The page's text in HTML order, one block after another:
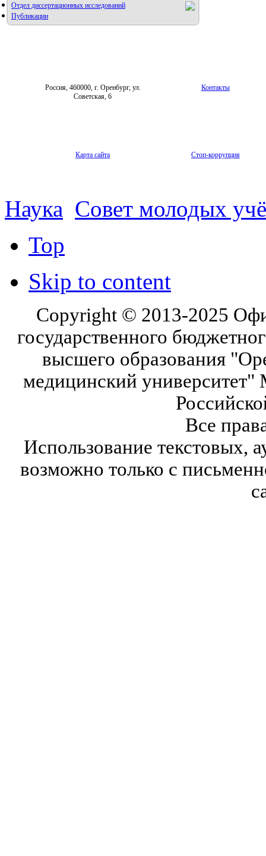
Отдел диссертационных исследований
Публикации
Россия, 460000, г. Оренбург, ул.
Советская, 6
Контакты
Карта сайта Стоп-коррупция
Наука Совет молодых
Top
Skip to content
Copyright © 2013-2025
государственного
высшего образования
медицинский университет"
Все
Использование текстовых,
возможно только с